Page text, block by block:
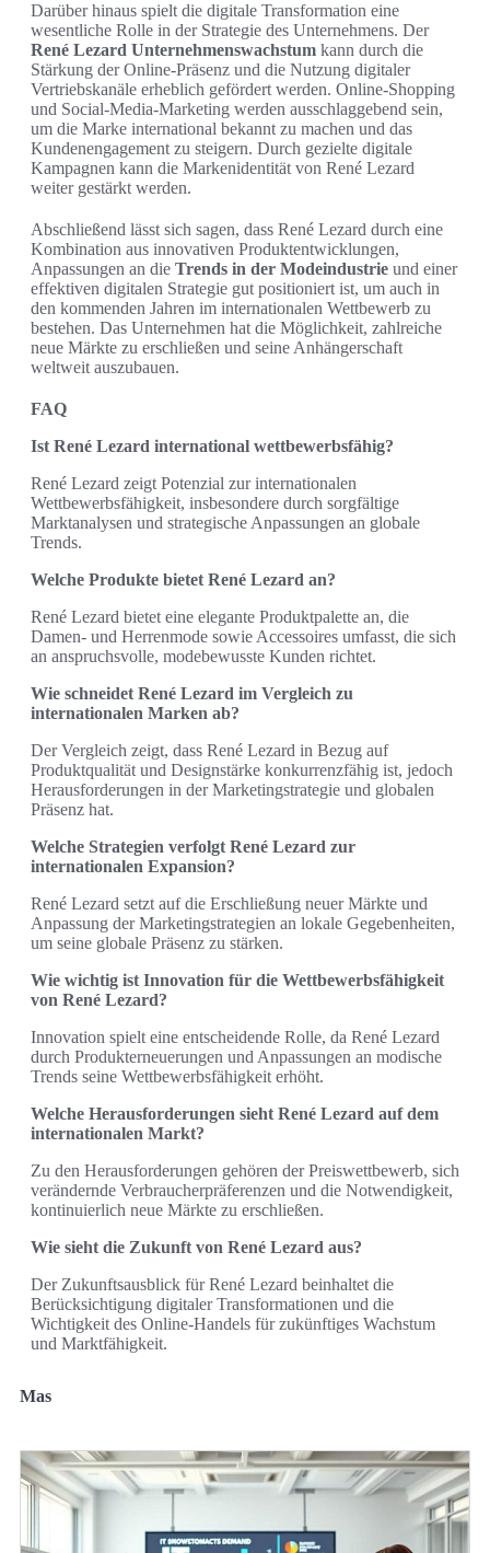
Darüber hinaus spielt die digitale Transformation eine
wesentliche Rolle in der Strategie des Unternehmens. Der
René Lezard Unternehmenswachstum kann durch die
Stärkung der Online-Präsenz und die Nutzung digitaler
Vertriebskanäle erheblich gefördert werden. Online-Shopping
und Social-Media-Marketing werden ausschlaggebend sein,
um die Marke international bekannt zu machen und das
Kundenengagement zu steigern. Durch gezielte digitale
Kampagnen kann die Markenidentität von René Lezard
weiter gestärkt werden.
Abschließend lässt sich sagen, dass René Lezard durch eine
Kombination aus innovativen Produktentwicklungen,
Anpassungen an die Trends in der Modeindustrie und einer
effektiven digitalen Strategie gut positioniert ist, um auch in
den kommenden Jahren im internationalen Wettbewerb zu
bestehen. Das Unternehmen hat die Möglichkeit, zahlreiche
neue Märkte zu erschließen und seine Anhängerschaft
weltweit auszubauen.
FAQ
Ist René Lezard international wettbewerbsfähig?
René Lezard zeigt Potenzial zur internationalen
Wettbewerbsfähigkeit, insbesondere durch sorgfältige
Marktanalysen und strategische Anpassungen an globale
Trends.
Welche Produkte bietet René Lezard an?
René Lezard bietet eine elegante Produktpalette an, die
Damen- und Herrenmode sowie Accessoires umfasst, die sich
an anspruchsvolle, modebewusste Kunden richtet.
Wie schneidet René Lezard im Vergleich zu
internationalen Marken ab?
Der Vergleich zeigt, dass René Lezard in Bezug auf
Produktqualität und Designstärke konkurrenzfähig ist, jedoch
Herausforderungen in der Marketingstrategie und globalen
Präsenz hat.
Welche Strategien verfolgt René Lezard zur
internationalen Expansion?
René Lezard setzt auf die Erschließung neuer Märkte und
Anpassung der Marketingstrategien an lokale Gegebenheiten,
um seine globale Präsenz zu stärken.
Wie wichtig ist Innovation für die Wettbewerbsfähigkeit
von René Lezard?
Innovation spielt eine entscheidende Rolle, da René Lezard
durch Produkterneuerungen und Anpassungen an modische
Trends seine Wettbewerbsfähigkeit erhöht.
Welche Herausforderungen sieht René Lezard auf dem
internationalen Markt?
Zu den Herausforderungen gehören der Preiswettbewerb, sich
verändernde Verbraucherpräferenzen und die Notwendigkeit,
kontinuierlich neue Märkte zu erschließen.
Wie sieht die Zukunft von René Lezard aus?
Der Zukunftsausblick für René Lezard beinhaltet die
Berücksichtigung digitaler Transformationen und die
Wichtigkeit des Online-Handels für zukünftiges Wachstum
und Marktfähigkeit.
Mas